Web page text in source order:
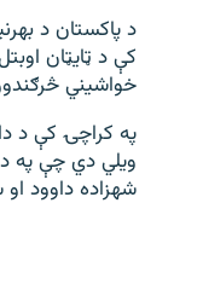
د پاکستان د
کې د ټایټان
خواشیني
په کراچۍ کې د
ویلي دي چې په
شهزاده داوود او سلېمان